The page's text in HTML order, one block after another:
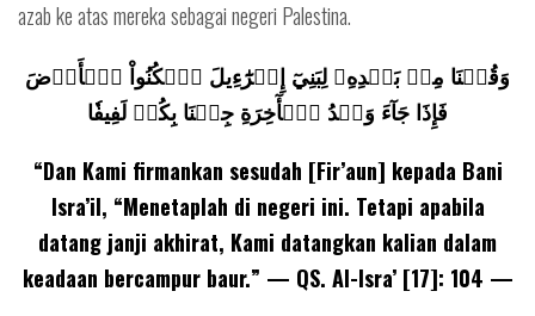
azab ke atas mereka sebagai negeri Palestina.
وَقُلۡنَا مِنۢ بَعۡدِهِۦ لِبَنِيٓ إِسۡرَٰٓءِيلَ ٱسۡكُنُواْ ٱلۡأَرۡضَ
فَإِذَا جَآءَ وَعۡدُ ٱلۡأٓخِرَةِ جِئۡنَا بِكُمۡ لَفِيفٗا
“Dan Kami firmankan sesudah [Fir’aun] kepada Bani
Isra’il, “Menetaplah di negeri ini. Tetapi apabila
datang janji akhirat, Kami datangkan kalian dalam
keadaan bercampur baur.” — QS. Al-Isra’ [17]: 104 —